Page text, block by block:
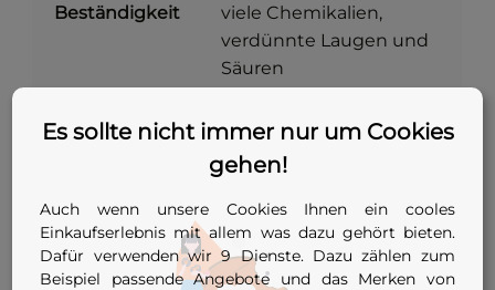
Beständigkeit
viele Chemikalien,
verdünnte Laugen und
Säuren
Metallteile
Bauform
Stopfen mit zentraler
Spannschraube, einfach
oder doppelt
Innendurchmesser 11,8
Es sollte nicht immer nur um Cookies
gehen!
Auch wenn unsere Cookies Ihnen ein cooles
Einkaufserlebnis mit allem was dazu gehört bieten.
Dafür verwenden wir 9 Dienste. Dazu zählen zum
Beispiel passende Angebote und das Merken von